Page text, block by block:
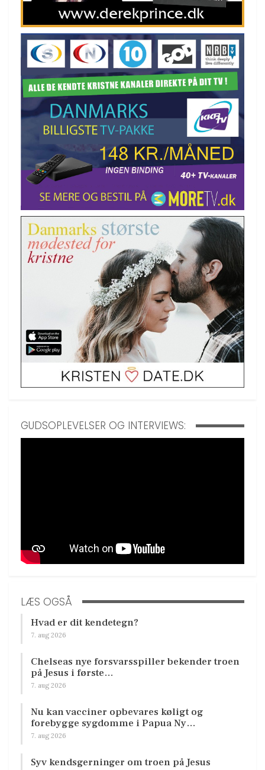
GUDSOPLEVELSER OG INTERVIEWS:
LÆS OGSÅ
Hvad er dit kendetegn?
7. aug 2026
Chelseas nye forsvarsspiller bekender troen
på Jesus i første…
7. aug 2026
Nu kan vacciner opbevares køligt og
forebygge sygdomme i Papua Ny…
7. aug 2026
Syv kendsgerninger om troen på Jesus